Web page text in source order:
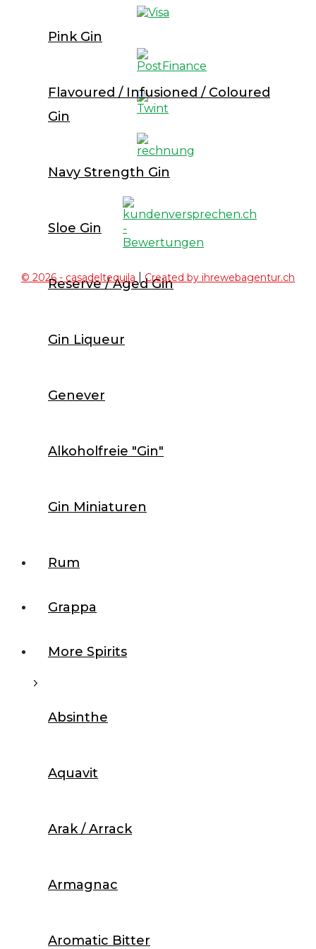
Pink Gin
Flavoured / Infusioned / Coloured
Gin
Navy Strength Gin
Sloe Gin
Reserve / Aged Gin
Gin Liqueur
Genever
Alkoholfreie "Gin"
Gin Miniaturen
Rum
Grappa
More Spirits
Absinthe
Aquavit
Arak / Arrack
Armagnac
Aromatic Bitter
© 2026 - casadeltequila Created by ihrewebagentur.ch